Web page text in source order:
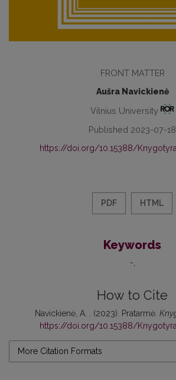
FRONT MATTER
Aušra Navickienė
Vilnius University
Published 2023-07-18
https://doi.org/10.15388/
PDF HTML
Keywords
-
How to Cite
Navickienė, A. . (2023). Pratarmė.
https://doi.org/10.15388/
More Citation Formats